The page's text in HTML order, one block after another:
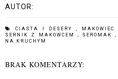
AUTOR:
CIASTA I DESERY , MAKOWIEC
SERNIK Z MAKOWCEM , SEROMAK,
NA KRUCHYM
BRAK KOMENTARZY: